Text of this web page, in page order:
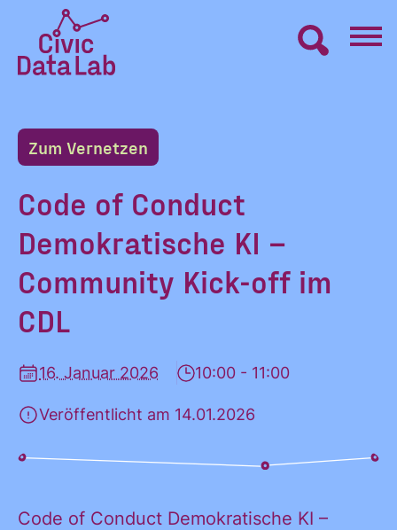
Inhalt
springen
Lab
Startseite
LERNEN
MACHEN
BLOG
ÜBER UNS
Zum Vernetzen
Code of Conduct
Demokratische KI –
Community Kick-off im
CDL
16. Januar 2026 10:00 - 11:00
Veröffentlicht am 14.01.2026
Code of Conduct Demokratische KI –